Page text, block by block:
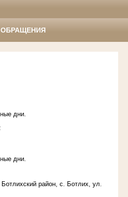
дни.
дни.
район, с. Ботлих, ул.